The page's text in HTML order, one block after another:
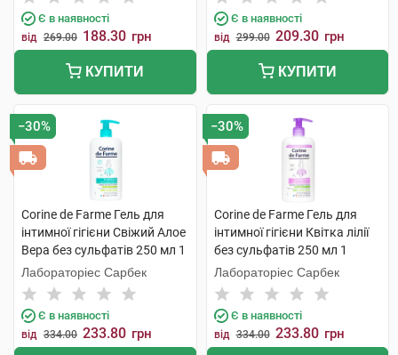
Є в наявності
від 269.00 188.30 грн
КУПИТИ
Є в наявності
від 299.00 209.30 грн
КУПИТИ
−30%
Corine de Farme Гель для
інтимної гігієни Свіжий Алое
Вера без сульфатів 250 мл 1
флакон
Лабораторіес Сарбек
Є в наявності
від 334.00 233.80 грн
−30%
Corine de Farme Гель для
інтимної гігієни Квітка лілії
без сульфатів 250 мл 1
флакон
Лабораторіес Сарбек
Є в наявності
від 334.00 233.80 грн